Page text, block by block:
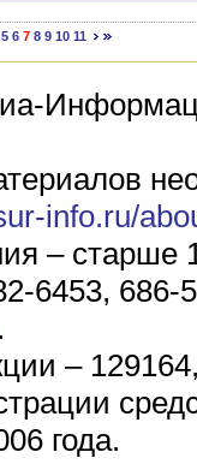
5 6 7 8 9 10 11
info.ru/
– старше
6453, 686-
.
–
года.